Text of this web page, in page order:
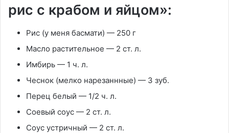
рис с крабом и яйцом»:
Рис (у меня басмати) — 250 г
Масло растительное — 2 ст. л.
Имбирь — 1 ч. л.
Чеснок (мелко нарезаннные) — 3 зуб.
Перец белый — 1/2 ч. л.
Соевый соус — 2 ст. л.
Соус устричный — 2 ст. л.